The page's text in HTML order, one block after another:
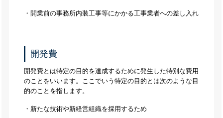
・開業前の事務所内装工事等にかかる工事業者への差し入れ
開発費
開発費とは特定の目的を達成するために発生した特別な費用
のことをいいます。ここでいう特定の目的とは次のような目
的のことを指します。
・新たな技術や新経営組織を採用するため